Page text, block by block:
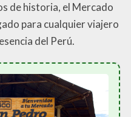
de historia, el Mercado
para cualquier viajero
del Perú.